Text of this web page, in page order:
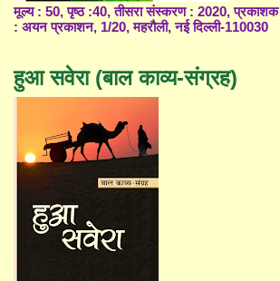
मूल्य : 50, पृष्ठ :40, तीसरा संस्करण : 2020, प्रकाशक
: अयन प्रकाशन, 1/20, महरौली, नई दिल्ली-110030
हुआ सवेरा (बाल काव्य-संग्रह)